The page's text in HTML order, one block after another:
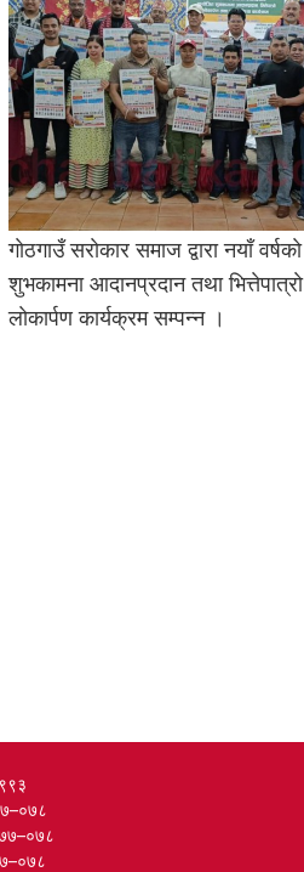
गाेठगाउँ सराेकार समाज द्वारा नयाँ वर्षकाे
शुभकामना आदानप्रदान तथा भित्तेपात्राे
लाेकार्पण कार्यक्रम सम्पन्न ।